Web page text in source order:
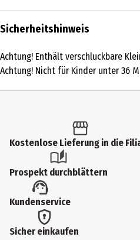
Inhalt
Produkttyp
Altersempfehlung bis
Artikelnummer des Herstellers
71959
Hersteller
Sicherheitshinweis
Achtung! Enthält verschluckbare
Achtung! Nicht für Kinder unter 36
Kostenlose Lieferung in die
Prospekt durchblättern
Kundenservice
Sicher einkaufen